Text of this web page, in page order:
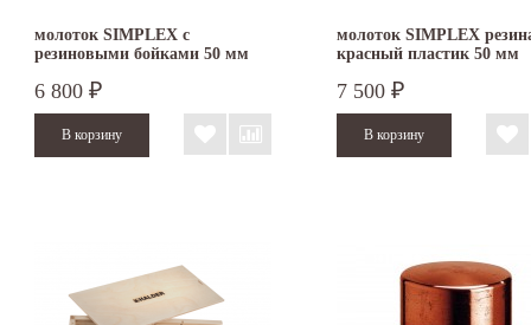
молоток SIMPLEX с
резиновыми бойками 50 мм
6 800 ₽
молоток SIMPLEX
красный пластик 50 мм
7 500 ₽